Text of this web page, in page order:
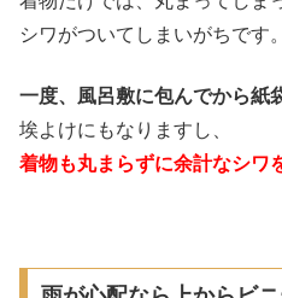
シワがついてしまいがちです。
一度、風呂敷に包んでから紙
埃よけにもなりますし、
着物も丸まらずに余計なシワ